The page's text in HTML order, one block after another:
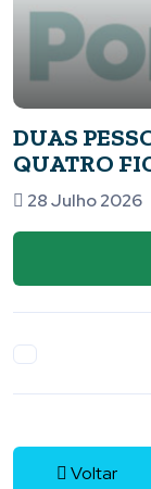
DUAS
QUATRO
ACIDENTE
MG-050, EM
28 Julho 2026
Voltar